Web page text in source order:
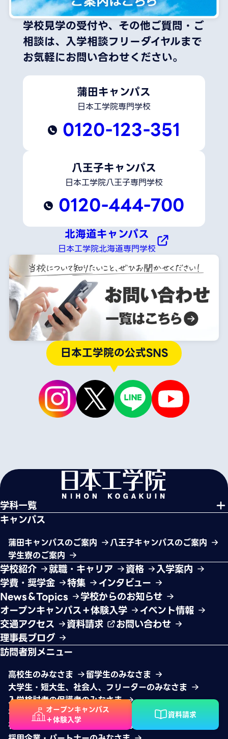
オープンキャンパス
＋体験入学
資料請求
学校見学の受付や、その他ご質問・ご
相談は、 入学相談フリーダイヤルまで
お気軽にお問い合わせください。
蒲田キャンパス
日本工学院専門学校
0120-123-351
八王子キャンパス
日本工学院八王子専門学校
0120-444-700
北海道キャンパス
日本工学院北海道専門学校
日本工学院の公式SNS
学科一覧
キャンパス
蒲田キャンパスのご案内
八王子キャンパスのご案内
学生寮のご案内
学校紹介 就職・キャリア 資格
入学案内
学費・奨学金
特集
インタビュー
News＆Topics
学校からのお知らせ
オープンキャンパス＋体験入学
イベント情報
交通アクセス
資料請求
お問い合わせ
理事長ブログ
訪問者別メニュー
高校生のみなさま
留学生のみなさま
大学生・短大生、社会人、フリーターのみなさま
入学検討者の保護者のみなさま
在校生の保護者のみなさま
高校教師のみなさま
在校生のみなさま
卒業生のみなさま